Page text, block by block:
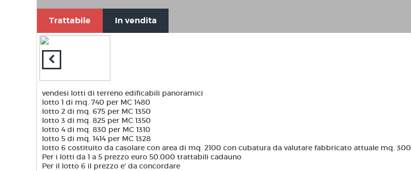
Trattabile In vendita
vendesi lotti di terreno edificabili panoramici
lotto 1 di mq. 740 per MC 1480
lotto 2 di mq. 675 per MC 1350
lotto 3 di mq. 825 per MC 1350
lotto 4 di mq. 830 per MC 1310
lotto 5 di mq. 1414 per MC 1328
lotto 6 costituito da casolare con area di mq. 2100 con cubatura da valutare fabbricato attuale mq. 300
Per i lotti da 1 a 5 prezzo euro 50.000 trattabili cadauno
Per il lotto 6 il prezzo e' da concordare